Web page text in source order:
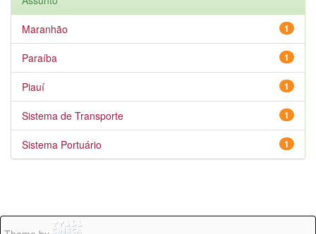
1
Maranhão
1
Paraíba
1
Piauí
1
Sistema de Transporte
1
Sistema Portuário